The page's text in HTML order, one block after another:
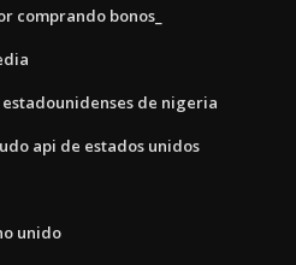
comprando bonos_
de nigeria
api de estados unidos
unido